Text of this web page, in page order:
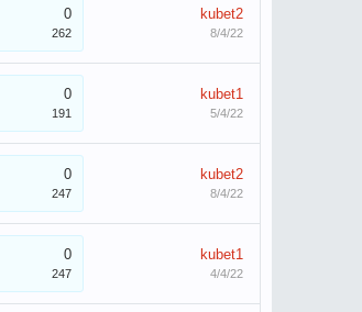
0
262
kubet2
8/4/22
0
191
kubet1
5/4/22
0
247
kubet2
8/4/22
0
247
kubet1
4/4/22